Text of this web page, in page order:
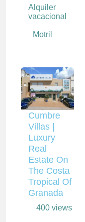
Alquiler
vacacional
Motril
Cumbre
Villas |
Luxury
Real
Estate On
The Costa
Tropical Of
Granada
400 views